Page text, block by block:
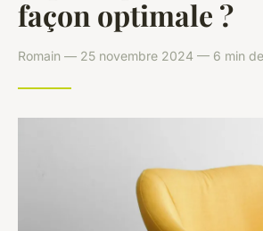
façon optimale ?
Romain — 25 novembre 2024 — 6 min